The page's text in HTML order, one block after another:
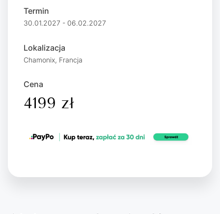
Termin
30.01.2027 - 06.02.2027
Lokalizacja
Chamonix, Francja
Cena
4199 zł